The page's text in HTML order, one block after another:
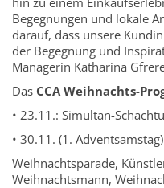
Begegnungen und lokale
darauf, dass unsere
der Begegnung und
Managerin Katharina
Das CCA Weihnachts-
• 23.11.: Simultan-
• 30.11. (1.
Weihnachtsparade,
Weihnachtsmann,